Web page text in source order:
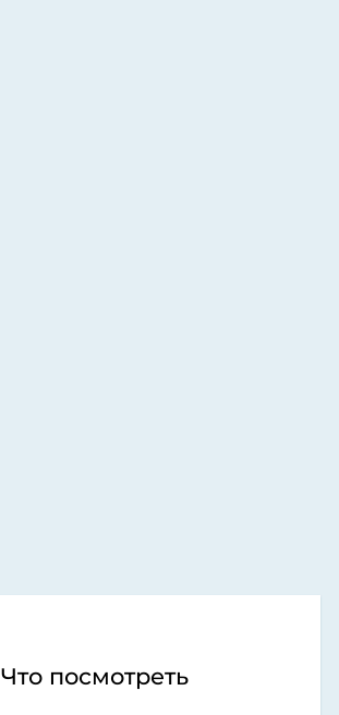
Что посмотреть